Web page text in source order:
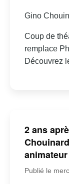
Gino
Coup de
remplace
Découvrez
2 ans
animateur
Publié le